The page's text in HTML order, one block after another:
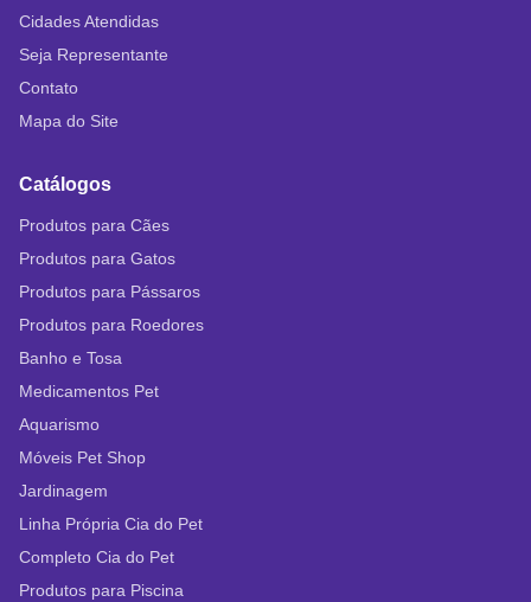
Cidades Atendidas
Seja Representante
Contato
Mapa do Site
Catálogos
Produtos para Cães
Produtos para Gatos
Produtos para Pássaros
Produtos para Roedores
Banho e Tosa
Medicamentos Pet
Aquarismo
Móveis Pet Shop
Jardinagem
Linha Própria Cia do Pet
Completo Cia do Pet
Produtos para Piscina